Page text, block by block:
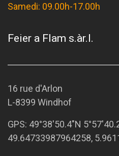
Samedi: 09.00h-17.00h
Feier a Flam s.àr.l.
16 rue d'Arlon
L-8399 Windhof
GPS: 49°38'50.4"N
49.64733987964258,